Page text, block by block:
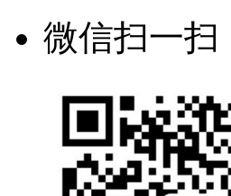
微信扫一扫